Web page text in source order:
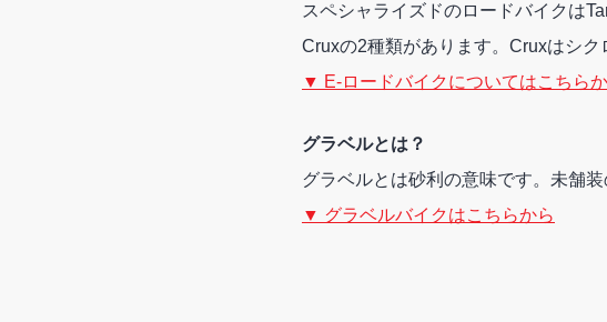
スペシャライズドのロードバイクは
Cruxの2種類があります。Cruxはシク
▼ E-ロードバイクについてはこちら
グラベルとは？
グラベルとは砂利の意味です。未舗
▼ グラベルバイクはこちらから